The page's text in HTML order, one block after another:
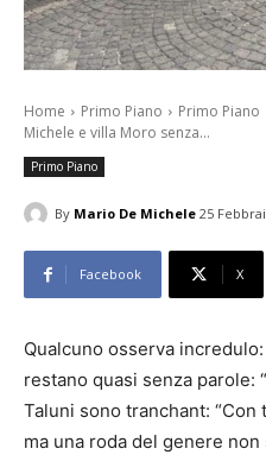
Home Primo Piano Primo Piano
Michele e villa Moro senza...
Primo Piano
By Mario De Michele 25
Facebook X
Qualcuno osserva
restano quasi senza parole:
Taluni sono tranchant:
ma una roda del genere